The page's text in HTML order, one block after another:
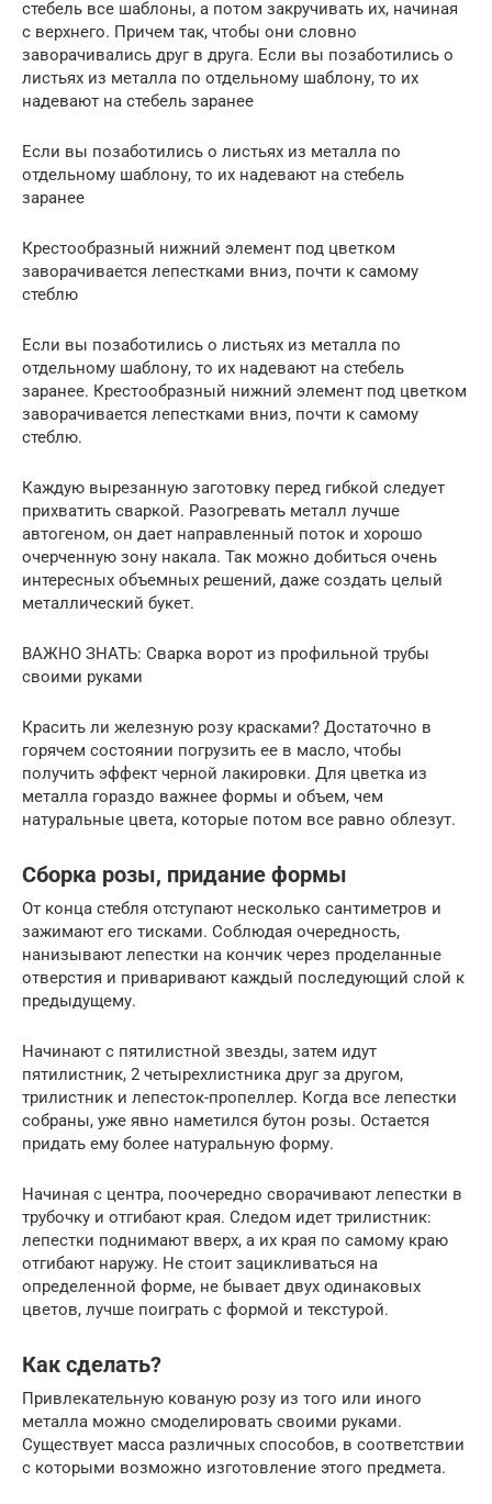
стебель все шаблоны, а потом закручивать их, начиная
с верхнего. Причем так, чтобы они словно
заворачивались друг в друга. Если вы позаботились о
листьях из металла по отдельному шаблону, то их
надевают на стебель заранее
Если вы позаботились о листьях из металла по
отдельному шаблону, то их надевают на стебель
заранее
Крестообразный нижний элемент под цветком
заворачивается лепестками вниз, почти к самому
стеблю
Если вы позаботились о листьях из металла по
отдельному шаблону, то их надевают на стебель
заранее. Крестообразный нижний элемент под цветком
заворачивается лепестками вниз, почти к самому
стеблю.
Каждую вырезанную заготовку перед гибкой следует
прихватить сваркой. Разогревать металл лучше
автогеном, он дает направленный поток и хорошо
очерченную зону накала. Так можно добиться очень
интересных объемных решений, даже создать целый
металлический букет.
ВАЖНО ЗНАТЬ: Сварка ворот из профильной трубы
своими руками
Красить ли железную розу красками? Достаточно в
горячем состоянии погрузить ее в масло, чтобы
получить эффект черной лакировки. Для цветка из
металла гораздо важнее формы и объем, чем
натуральные цвета, которые потом все равно облезут.
Сборка розы, придание формы
От конца стебля отступают несколько сантиметров и
зажимают его тисками. Соблюдая очередность,
нанизывают лепестки на кончик через проделанные
отверстия и приваривают каждый последующий слой к
предыдущему.
Начинают с пятилистной звезды, затем идут
пятилистник, 2 четырехлистника друг за другом,
трилистник и лепесток-пропеллер. Когда все лепестки
собраны, уже явно наметился бутон розы. Остается
придать ему более натуральную форму.
Начиная с центра, поочередно сворачивают лепестки в
трубочку и отгибают края. Следом идет трилистник:
лепестки поднимают вверх, а их края по самому краю
отгибают наружу. Не стоит зацикливаться на
определенной форме, не бывает двух одинаковых
цветов, лучше поиграть с формой и текстурой.
Как сделать?
Привлекательную кованую розу из того или иного
металла можно смоделировать своими руками.
Существует масса различных способов, в соответствии
с которыми возможно изготовление этого предмета.